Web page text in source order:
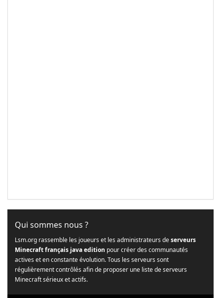
Qui sommes nous ?
Lsm.org rassemble les joueurs et les administrateurs deserveurs
Minecraft français java edition pour créer des communautés
actives et en constante évolution. Tous les serveurs sont
régulièrement contrôlés afin de proposer une liste de serveurs
Minecraft sérieux et actifs.